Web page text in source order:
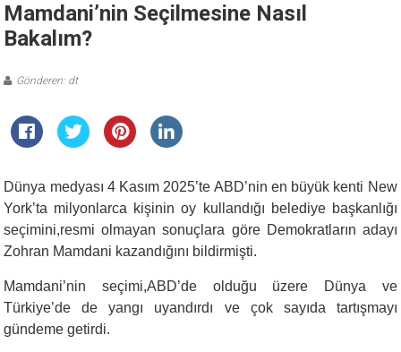
Mamdani’nin Seçilmesine Nasıl
Bakalım?
Gönderen: dt
Dünya medyası 4 Kasım 2025’te ABD’nin en büyük kenti New
York’ta milyonlarca kişinin oy kullandığı belediye başkanlığı
seçimini,resmi olmayan sonuçlara göre Demokratların adayı
Zohran Mamdani kazandığını bildirmişti.
Mamdani’nin seçimi,ABD’de olduğu üzere Dünya ve
Türkiye’de de yangı uyandırdı ve çok sayıda tartışmayı
gündeme getirdi.